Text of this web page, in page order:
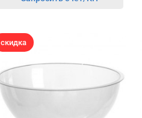
скидка